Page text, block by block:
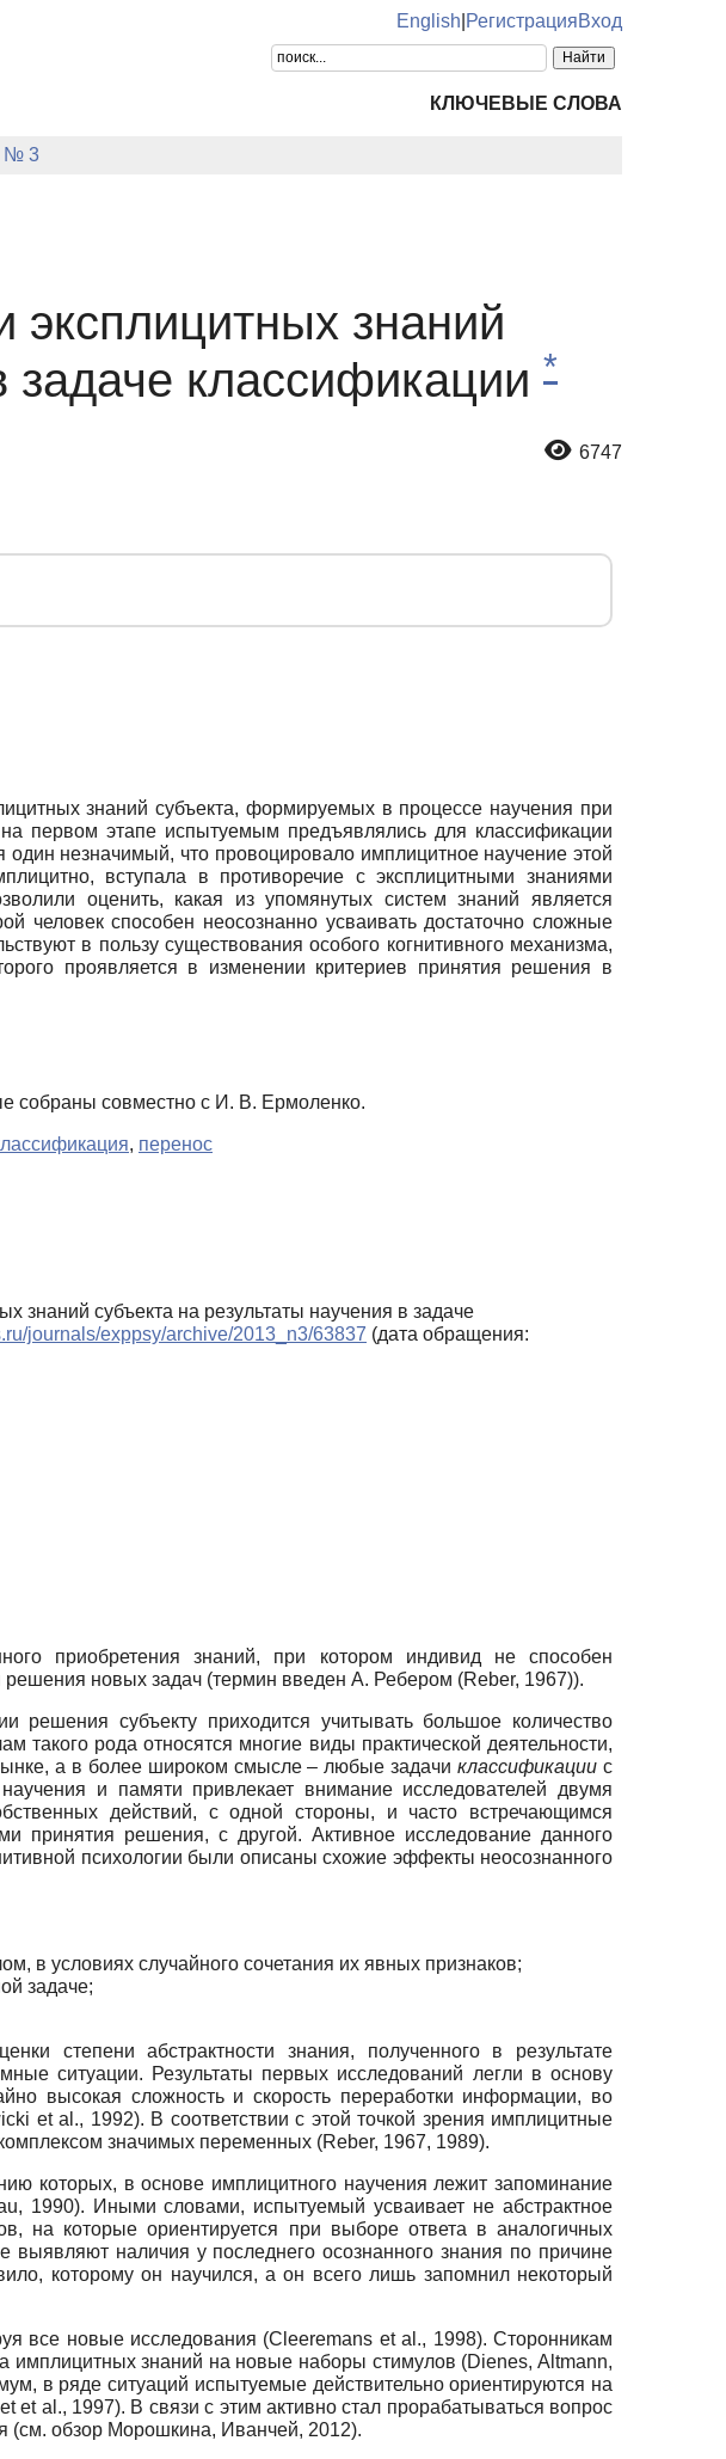
English РегистрацияВход
КЛЮЧЕВЫЕ СЛОВА
№ 3
знаний
задаче классификации *
6747
знаний субъекта, формируемых в процессе научения при
первом этапе испытуемым предъявлялись для классификации
незначимый, что провоцировало имплицитное научение этой
вступала в противоречие с эксплицитными знаниями
оценить, какая из упомянутых систем знаний является
человек способен неосознанно усваивать достаточно сложные
в пользу существования особого когнитивного механизма,
проявляется в изменении критериев принятия решения в
собраны совместно с И. В. Ермоленко.
, перенос
субъекта на результаты научения в задаче
journals/exppsy/archive/2013_n3/63837 (дата обращения:
приобретения знаний, при котором индивид не способен
решения новых задач (термин введен А. Ребером (Reber, 1967)).
решения субъекту приходится учитывать большое количество
рода относятся многие виды практической деятельности,
а в более широком смысле – любые задачиклассификации с
и памяти привлекает внимание исследователей двумя
действий, с одной стороны, и часто встречающимся
принятия решения, с другой. Активное исследование данного
психологии были описаны схожие эффекты неосознанного
в условиях случайного сочетания их явных признаков;
задаче;
степени абстрактности знания, полученного в результате
ситуации. Результаты первых исследований легли в основу
высокая сложность и скорость переработки информации, во
et al., 1992). В соответствии с этой точкой зрения имплицитные
значимых переменных (Reber, 1967, 1989).
которых, в основе имплицитного научения лежит запоминание
1990). Иными словами, испытуемый усваивает не абстрактное
на которые ориентируется при выборе ответа в аналогичных
выявляют наличия у последнего осознанного знания по причине
которому он научился, а он всего лишь запомнил некоторый
все новые исследования (Cleeremans et al., 1998). Сторонникам
имплицитных знаний на новые наборы стимулов (Dienes, Altmann,
в ряде ситуаций испытуемые действительно ориентируются на
al., 1997). В связи с этим активно стал прорабатываться вопрос
(см. обзор Морошкина, Иванчей, 2012).